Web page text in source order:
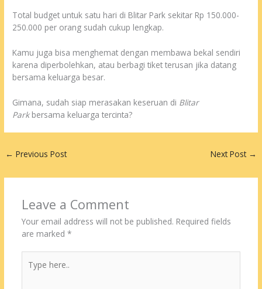
Total budget untuk satu hari di Blitar Park sekitar Rp 150.000-
250.000 per orang sudah cukup lengkap.
Kamu juga bisa menghemat dengan membawa bekal sendiri
karena diperbolehkan, atau berbagi tiket terusan jika datang
bersama keluarga besar.
Gimana, sudah siap merasakan keseruan di Blitar
Parkbersama keluarga tercinta?
← Previous Post Next Post →
Leave a Comment
Your email address will not be published. Required fields
are marked *
here..